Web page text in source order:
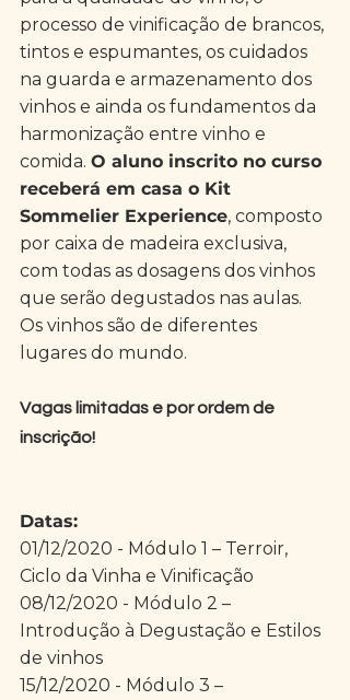
processo de vinificação de brancos,
tintos e espumantes, os cuidados
na guarda e armazenamento dos
vinhos e ainda os fundamentos da
harmonização entre vinho e
comida. O aluno inscrito no curso
receberá em casa o Kit
Sommelier Experience, composto
por caixa de madeira exclusiva,
com todas as dosagens dos vinhos
que serão degustados nas aulas.
Os vinhos são de diferentes
lugares do mundo.
Vagas limitadas e por ordem de
inscrição!
Datas:
01/12/2020 - Módulo 1 – Terroir,
Ciclo da Vinha e Vinificação
08/12/2020 - Módulo 2 –
Introdução à Degustação e Estilos
de vinhos
15/12/2020 - Módulo 3 –